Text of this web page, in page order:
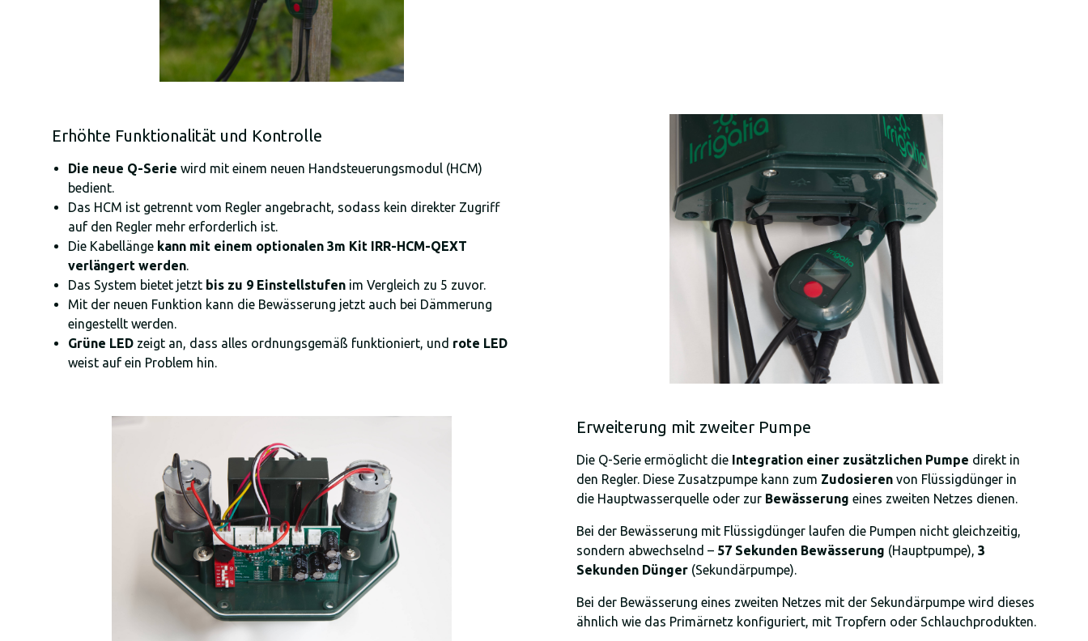
Erhöhte Funktionalität und Kontrolle
Die neue Q-Serie wird mit einem neuen Handsteuerungsmodul (HCM)
bedient.
Das HCM ist getrennt vom Regler angebracht, sodass kein direkter Zugriff
auf den Regler mehr erforderlich ist.
Die Kabellänge kann mit einem optionalen 3m Kit IRR-HCM-QEXT
verlängert werden.
Das System bietet jetzt bis zu 9 Einstellstufen im Vergleich zu 5 zuvor.
Mit der neuen Funktion kann die Bewässerung jetzt auch bei Dämmerung
eingestellt werden.
Grüne LED zeigt an, dass alles ordnungsgemäß funktioniert, und rote LED
weist auf ein Problem hin.
Erweiterung mit zweiter Pumpe
Die Q-Serie ermöglicht die Integration einer zusätzlichen Pumpe direkt in
den Regler. Diese Zusatzpumpe kann zum Zudosieren von Flüssigdünger in
die Hauptwasserquelle oder zur Bewässerung eines zweiten Netzes dienen.
Bei der Bewässerung mit Flüssigdünger laufen die Pumpen nicht gleichzeitig,
sondern abwechselnd – 57 Sekunden Bewässerung (Hauptpumpe), 3
Sekunden Dünger (Sekundärpumpe).
Bei der Bewässerung eines zweiten Netzes mit der Sekundärpumpe wird dieses
ähnlich wie das Primärnetz konfiguriert, mit Tropfern oder Schlauchprodukten.